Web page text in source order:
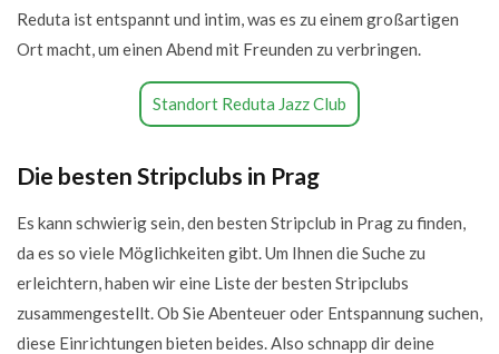
Reduta ist entspannt und intim, was es zu einem großartigen
Ort macht, um einen Abend mit Freunden zu verbringen.
Standort Reduta Jazz Club
Die besten Stripclubs in Prag
Es kann schwierig sein, den besten Stripclub in Prag zu finden,
da es so viele Möglichkeiten gibt. Um Ihnen die Suche zu
erleichtern, haben wir eine Liste der besten Stripclubs
zusammengestellt. Ob Sie Abenteuer oder Entspannung suchen,
diese Einrichtungen bieten beides. Also schnapp dir deine